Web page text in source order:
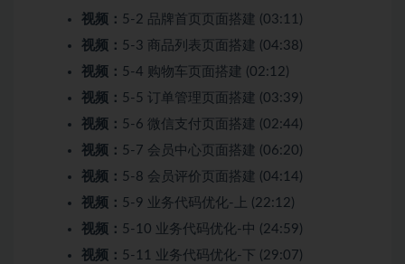
视频： 5-2 品牌首页页面搭建 (03:11)
视频： 5-3 商品列表页面搭建 (04:38)
视频： 5-4 购物车页面搭建 (02:12)
视频： 5-5 订单管理页面搭建 (03:39)
视频： 5-6 微信支付页面搭建 (02:44)
视频： 5-7 会员中心页面搭建 (06:20)
视频： 5-8 会员评价页面搭建 (04:14)
视频： 5-9 业务代码优化-上 (22:12)
视频： 5-10 业务代码优化-中 (24:59)
视频： 5-11 业务代码优化-下 (29:07)